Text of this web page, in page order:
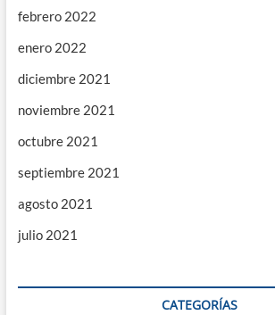
febrero 2022
enero 2022
diciembre 2021
noviembre 2021
octubre 2021
septiembre 2021
agosto 2021
julio 2021
CATEGORÍAS